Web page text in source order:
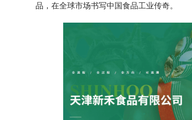
品，在全球市场书写中国食品工业传奇。